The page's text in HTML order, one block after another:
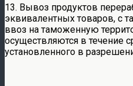
13. Вывоз продуктов
эквивалентных товаров, с
ввоз на таможенную
осуществляются в течение
установленного в